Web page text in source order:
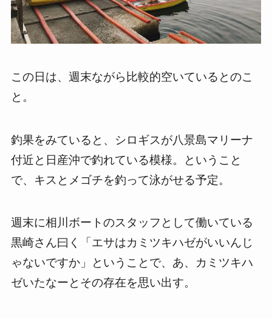
この日は、週末ながら比較的空いているとのこ
と。
釣果をみていると、シロギスが八景島マリーナ
付近と日産沖で釣れている模様。ということ
で、キスとメゴチを釣って泳がせる予定。
週末に相川ボートのスタッフとして働いている
黒崎さん曰く「エサはカミツキハゼがいいんじ
ゃないですか」ということで、あ、カミツキハ
ゼいたなーとその存在を思い出す。